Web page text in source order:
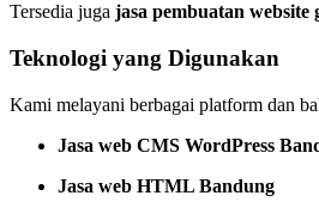
Tersedia juga jasa pembuatan
Teknologi yang Digunakan
Kami melayani berbagai platform dan
Jasa web CMS WordPress
Jasa web HTML Bandung